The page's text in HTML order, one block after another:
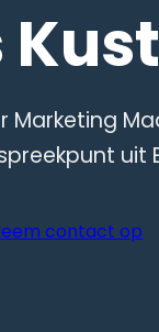
uit
contact op